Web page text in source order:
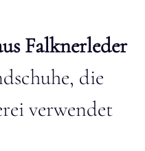
Falknerleder
die
verwendet